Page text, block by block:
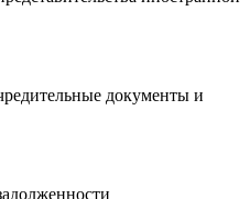
документы и